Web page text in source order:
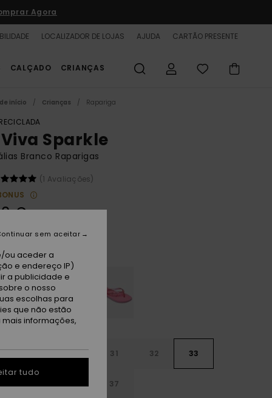
Agora
LOCALIZADOR DE LOJAS AJUDA CARTÃO PRESENTE
CALÇADO CRIANÇAS
início Crianças Rapariga
Viva Sparkle
Branco Raparigas
(1 Avaliações)
€
pink
29 30 31 32 33
37
ou aceder a
e endereço IP)
a publicidade e
o nosso
escolhas para
que não estão
informações,
sem aceitar
tudo